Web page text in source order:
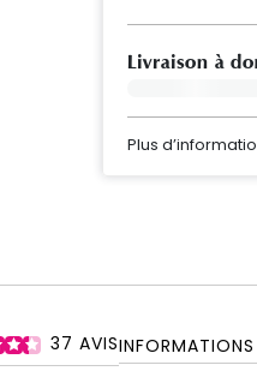
Livraison à
Plus
37 AVIS